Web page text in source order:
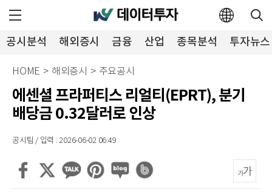
공시분석 해외증시 금융 산업 종목분석 투자뉴스
HOME > 해외증시 > 주요공시
에센셜 프라퍼티스 리얼티(EPRT), 분기
배당금 0.32달러로 인상
공시팀 / 입력 : 2026-06-02 06:49